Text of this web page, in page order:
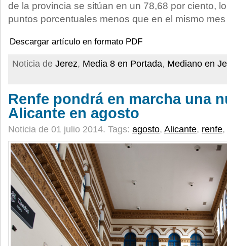
de la provincia se sitúan en un 78,68 por ciento,
puntos porcentuales menos que en el mismo
Descargar artículo en formato PDF
Noticia de Jerez, Media 8 en Portada, Mediano en
Renfe pondrá en marcha una
Alicante en agosto
Noticia de 01 julio 2014. Tags: agosto, Alicante, renfe,